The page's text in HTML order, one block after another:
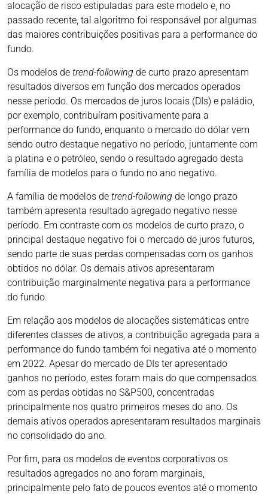
alocação de risco estipuladas para este modelo e, no
passado recente, tal algoritmo foi responsável por algumas
das maiores contribuições positivas para a performance do
fundo.
Os modelos de trend-following de curto prazo apresentam
resultados diversos em função dos mercados operados
nesse período. Os mercados de juros locais (DIs) e paládio,
por exemplo, contribuíram positivamente para a
performance do fundo, enquanto o mercado do dólar vem
sendo outro destaque negativo no período, juntamente com
a platina e o petróleo, sendo o resultado agregado desta
família de modelos para o fundo no ano negativo.
A família de modelos de trend-following de longo prazo
também apresenta resultado agregado negativo nesse
período. Em contraste com os modelos de curto prazo, o
principal destaque negativo foi o mercado de juros futuros,
sendo parte de suas perdas compensadas com os ganhos
obtidos no dólar. Os demais ativos apresentaram
contribuição marginalmente negativa para a performance
do fundo.
Em relação aos modelos de alocações sistemáticas entre
diferentes classes de ativos, a contribuição agregada para a
performance do fundo também foi negativa até o momento
em 2022. Apesar do mercado de DIs ter apresentado
ganhos no período, estes foram mais do que compensados
com as perdas obtidas no S&P500, concentradas
principalmente nos quatro primeiros meses do ano. Os
demais ativos operados apresentaram resultados marginais
no consolidado do ano.
Por fim, para os modelos de eventos corporativos os
resultados agregados no ano foram marginais,
principalmente pelo fato de poucos eventos até o momento